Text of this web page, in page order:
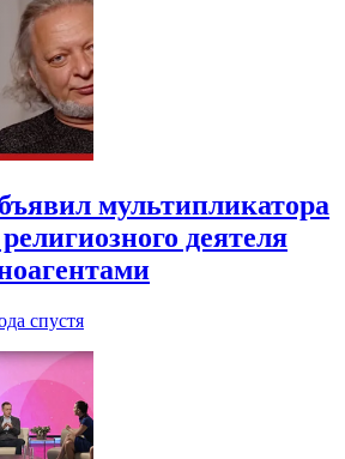
мультипликатора
деятеля
спустя